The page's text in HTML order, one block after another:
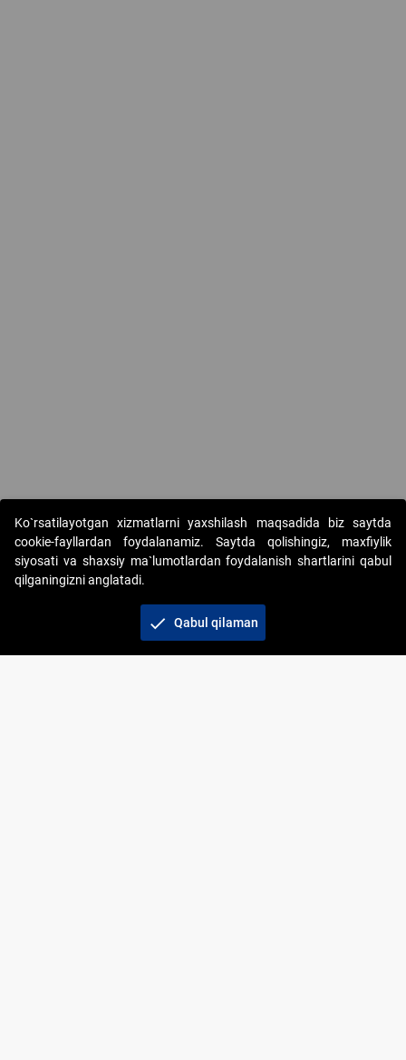
Copyright © 2017-2026. "Elektron onlayn-auksionlarni
tashkil etish" AJ. Barcha huquqlar himoyalangan
Ko`rsatilayotgan xizmatlarni yaxshilash maqsadida biz saytda
cookie-fayllardan foydalanamiz. Saytda qolishingiz, maxfiylik
siyosati va shaxsiy ma`lumotlardan foydalanish shartlarini qabul
qilganingizni anglatadi.
check Qabul qilaman